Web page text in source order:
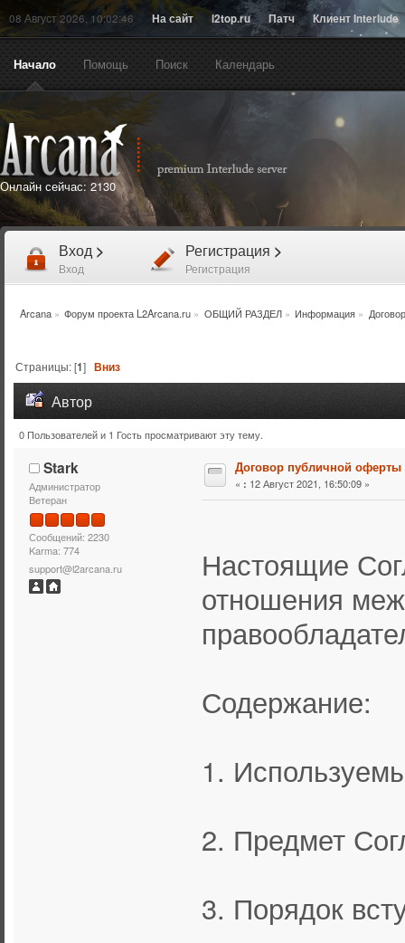
08 Август 2026, 10:02:46 На сайт l2top.ru Патч Клиент Interlude
Начало Помощь Поиск Календарь
Онлайн сейчас: 2130
Вход >
Вход
Регистрация >
Регистрация
Arcana» Форум проекта L2Arcana.ru » ОБЩИЙ РАЗДЕЛ» Информация »
Страницы: [1]Вниз
Автор
Тема: Договор публичной оферты (Прочитано 15662
0 Пользователей и 1 Гость просматривают эту тему.
Stark
Администратор
Ветеран
Сообщений: 2230
Karma: 774
support@l2arcana.ru
Договор публичной оферты
« : 12 Август 2021, 16:50:09 »
Настоящие
отношения
Содержание:
1.
2. Предмет
3. Порядок